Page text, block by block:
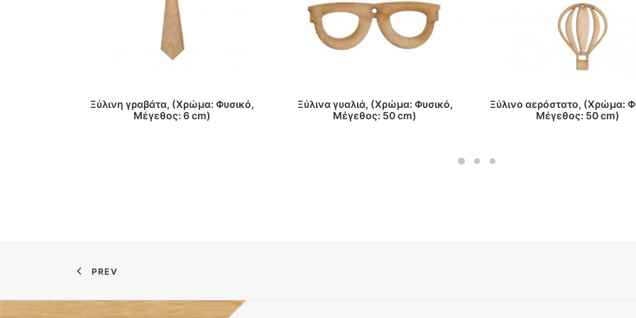
ΔΙΑΒΑΣΤΕ ΠΕΡΙΣΣΟΤΕΡΑ
Ξύλινη γραβάτα, (Χρώμα: Φυσικό,
Μέγεθος: 6 cm)
ΔΙΑΒΑΣΤΕ ΠΕΡΙΣΣΟΤΕΡΑ
Ξύλινα γυαλιά, (Χρώμα: Φυσικό,
Μέγεθος: 50 cm)
ΔΙΑΒΑΣΤΕ ΠΕΡΙΣΣΟΤΕΡΑ
Ξύλινο αερόστατο, (Χρώμα:
Μέγεθος: 50 cm)
PREV